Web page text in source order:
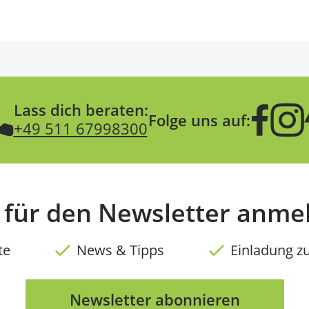
Lass dich beraten:
+49 511 67998300Folge uns auf:
für den Newsletter
News & Tipps Einladung
Newsletter abonnieren